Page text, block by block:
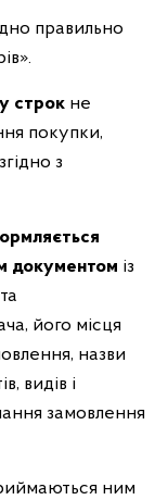
правильно
строк не
покупки,
з
документом із
його місця
назви
видів і
замовлення
ним